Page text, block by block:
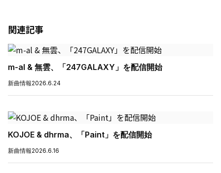
関連記事
m-al & 無雲、「247GALAXY」を配信開始
新曲情報2026.6.24
KOJOE & dhrma、「Paint」を配信開始
新曲情報2026.6.16